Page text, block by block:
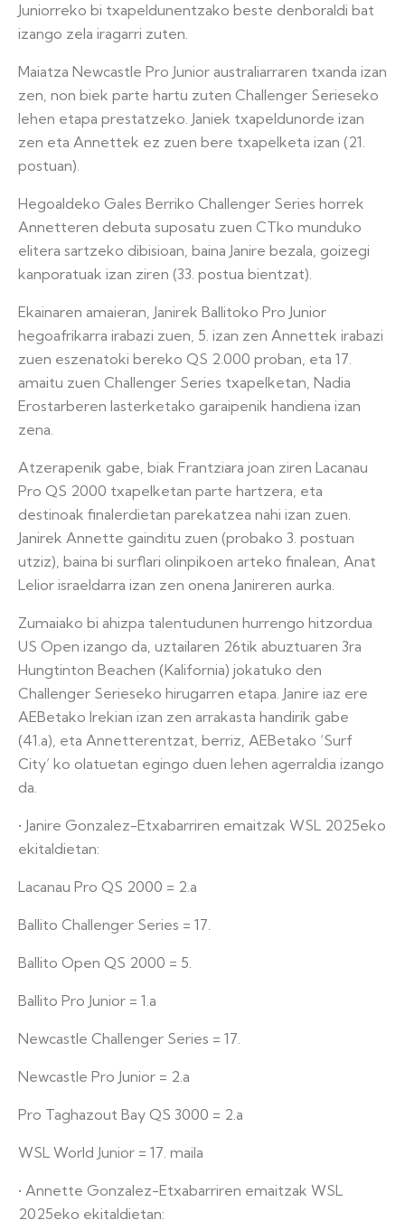
Juniorreko bi txapeldunentzako beste denboraldi bat
izango zela iragarri zuten.
Maiatza Newcastle Pro Junior australiarraren txanda izan
zen, non biek parte hartu zuten Challenger Serieseko
lehen etapa prestatzeko. Janiek txapeldunorde izan
zen eta Annettek ez zuen bere txapelketa izan (21.
postuan).
Hegoaldeko Gales Berriko Challenger Series horrek
Annetteren debuta suposatu zuen CTko munduko
elitera sartzeko dibisioan, baina Janire bezala, goizegi
kanporatuak izan ziren (33. postua bientzat).
Ekainaren amaieran, Janirek Ballitoko Pro Junior
hegoafrikarra irabazi zuen, 5. izan zen Annettek irabazi
zuen eszenatoki bereko QS 2.000 proban, eta 17.
amaitu zuen Challenger Series txapelketan, Nadia
Erostarberen lasterketako garaipenik handiena izan
zena.
Atzerapenik gabe, biak Frantziara joan ziren Lacanau
Pro QS 2000 txapelketan parte hartzera, eta
destinoak finalerdietan parekatzea nahi izan zuen.
Janirek Annette gainditu zuen (probako 3. postuan
utziz), baina bi surflari olinpikoen arteko finalean, Anat
Lelior israeldarra izan zen onena Janireren aurka.
Zumaiako bi ahizpa talentudunen hurrengo hitzordua
US Open izango da, uztailaren 26tik abuztuaren 3ra
Hungtinton Beachen (Kalifornia) jokatuko den
Challenger Serieseko hirugarren etapa. Janire iaz ere
AEBetako Irekian izan zen arrakasta handirik gabe
(41.a), eta Annetterentzat, berriz, AEBetako ‘Surf
City’ ko olatuetan egingo duen lehen agerraldia izango
da.
• Janire Gonzalez-Etxabarriren emaitzak WSL 2025eko
ekitaldietan:
Lacanau Pro QS 2000 = 2.a
Ballito Challenger Series = 17.
Ballito Open QS 2000 = 5.
Ballito Pro Junior = 1.a
Newcastle Challenger Series = 17.
Newcastle Pro Junior = 2.a
Pro Taghazout Bay QS 3000 = 2.a
WSL World Junior = 17. maila
• Annette Gonzalez-Etxabarriren emaitzak WSL
2025eko ekitaldietan: